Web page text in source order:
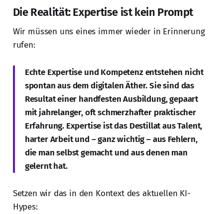
Die Realität: Expertise ist kein Prompt
Wir müssen uns eines immer wieder in Erinnerung
rufen:
Echte Expertise und Kompetenz entstehen nicht
spontan aus dem digitalen Äther. Sie sind das
Resultat einer handfesten Ausbildung, gepaart
mit jahrelanger, oft schmerzhafter praktischer
Erfahrung. Expertise ist das Destillat aus Talent,
harter Arbeit und – ganz wichtig – aus Fehlern,
die man selbst gemacht und aus denen man
gelernt hat.
Setzen wir das in den Kontext des aktuellen KI-
Hypes: